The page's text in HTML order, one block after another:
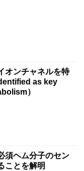
オンチャネルを特
as key
）
須ヘム分子のセン
ことを解明